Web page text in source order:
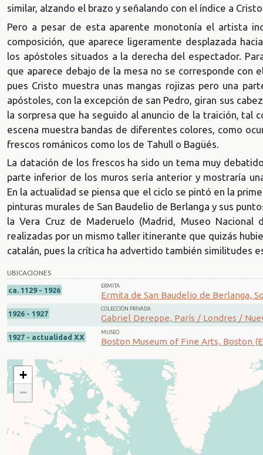
similar, alzando el brazo y señalando con el índice a
Pero a pesar de esta aparente monotonía el artista
composición, que aparece ligeramente desplazada
los apóstoles situados a la derecha del espectador.
que aparece debajo de la mesa no se corresponde con
pues Cristo muestra unas mangas rojizas pero una
apóstoles, con la excepción de san Pedro, giran sus
la sorpresa que ha seguido al anuncio de la traición, tal
escena muestra bandas de diferentes colores, como
frescos románicos como los de Tahull o Bagüés.
La datación de los frescos ha sido un tema muy
parte inferior de los muros sería anterior y mostraría
En la actualidad se piensa que el ciclo se pintó en la
pinturas murales de San Baudelio de Berlanga y sus
la Vera Cruz de Maderuelo (Madrid, Museo Nacional
realizadas por un mismo taller itinerante que quizás
catalán, pues la crítica ha advertido también similitudes
UBICACIONES
ca. 1129 - 1926
ERMITA
Ermita de San Baudelio de Berlanga,
1926 - 1927
COLECCIÓN PRIVADA
Gabriel Dereppe, París / Londres /
1927 - actualidad XX
MUSEO
Boston Museum of Fine Arts, Boston
+
−